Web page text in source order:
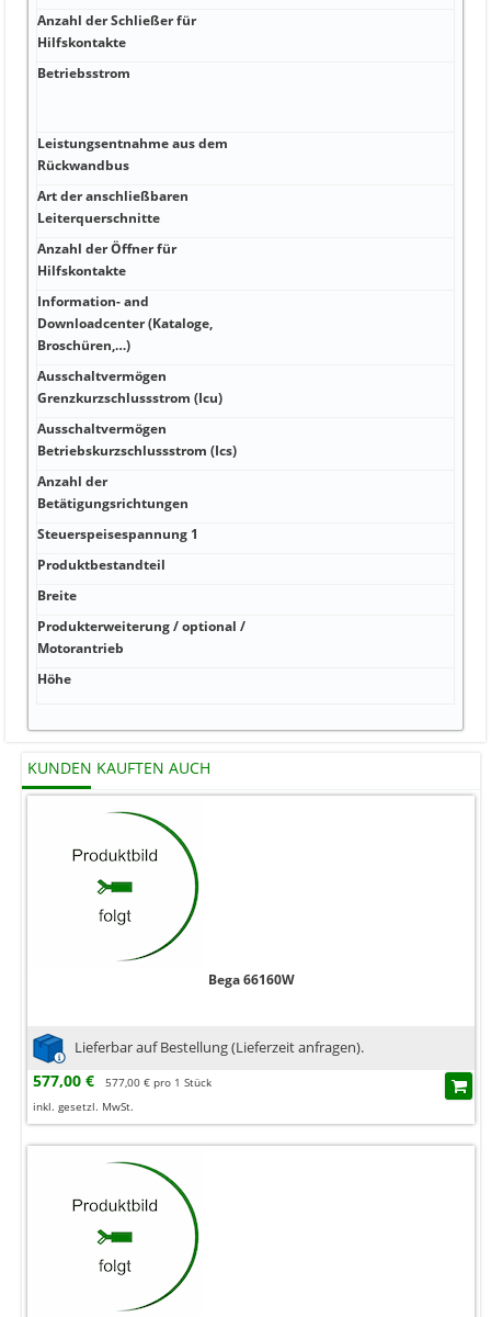
Anzahl der Schließer für
Hilfskontakte
Betriebsstrom
Leistungsentnahme aus dem
Rückwandbus
Art der anschließbaren
Leiterquerschnitte
Anzahl der Öffner für
Hilfskontakte
Information- and
Downloadcenter (Kataloge,
Broschüren,…)
Ausschaltvermögen
Grenzkurzschlussstrom (Icu)
Ausschaltvermögen
Betriebskurzschlussstrom (Ics)
Anzahl der
Betätigungsrichtungen
Steuerspeisespannung 1
Produktbestandteil
Breite
Produkterweiterung / optional /
Motorantrieb
Höhe
KUNDEN KAUFTEN AUCH
Bega 66160W
Lieferbar auf Bestellung (Lieferzeit anfragen).
577,00 €
577,00 € pro 1 Stück
inkl. gesetzl. MwSt.